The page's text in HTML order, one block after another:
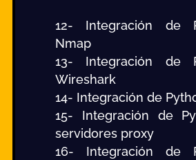
12- Integración de
Nmap
13- Integración de
Wireshark
14- Integración de
15- Integración de
servidores proxy
16- Integración de